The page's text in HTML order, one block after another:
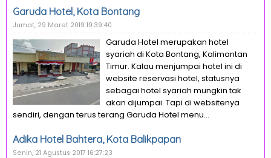
Garuda Hotel, Kota Bontang
Jumat, 29 Maret 2019 19:39:40
Garuda Hotel merupakan hotel
syariah di Kota Bontang, Kalimantan
Timur. Kalau menjumpai hotel ini di
website reservasi hotel, statusnya
sebagai hotel syariah mungkin tak
akan dijumpai. Tapi di websitenya
sendiri, dengan terus terang Garuda Hotel menu...
Adika Hotel Bahtera, Kota Balikpapan
Senin, 21 Agustus 2017 16:27:23